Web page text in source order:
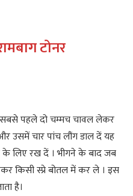
टोनर
पहले दो चम्मच चावल लेकर
उसमें चार पांच लौंग डाल दें यह
लिए रख दें । भीगने के बाद जब
किसी स्प्रे बोतल में कर ले । इस
है।